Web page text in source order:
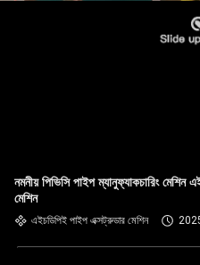
নমনীয় পিভিসি পাইপ ম্যানুফ্যাকচারিং মেশিন
মেশিন
এইচডিপিই পাইপ এক্সট্রুডার মেশিন